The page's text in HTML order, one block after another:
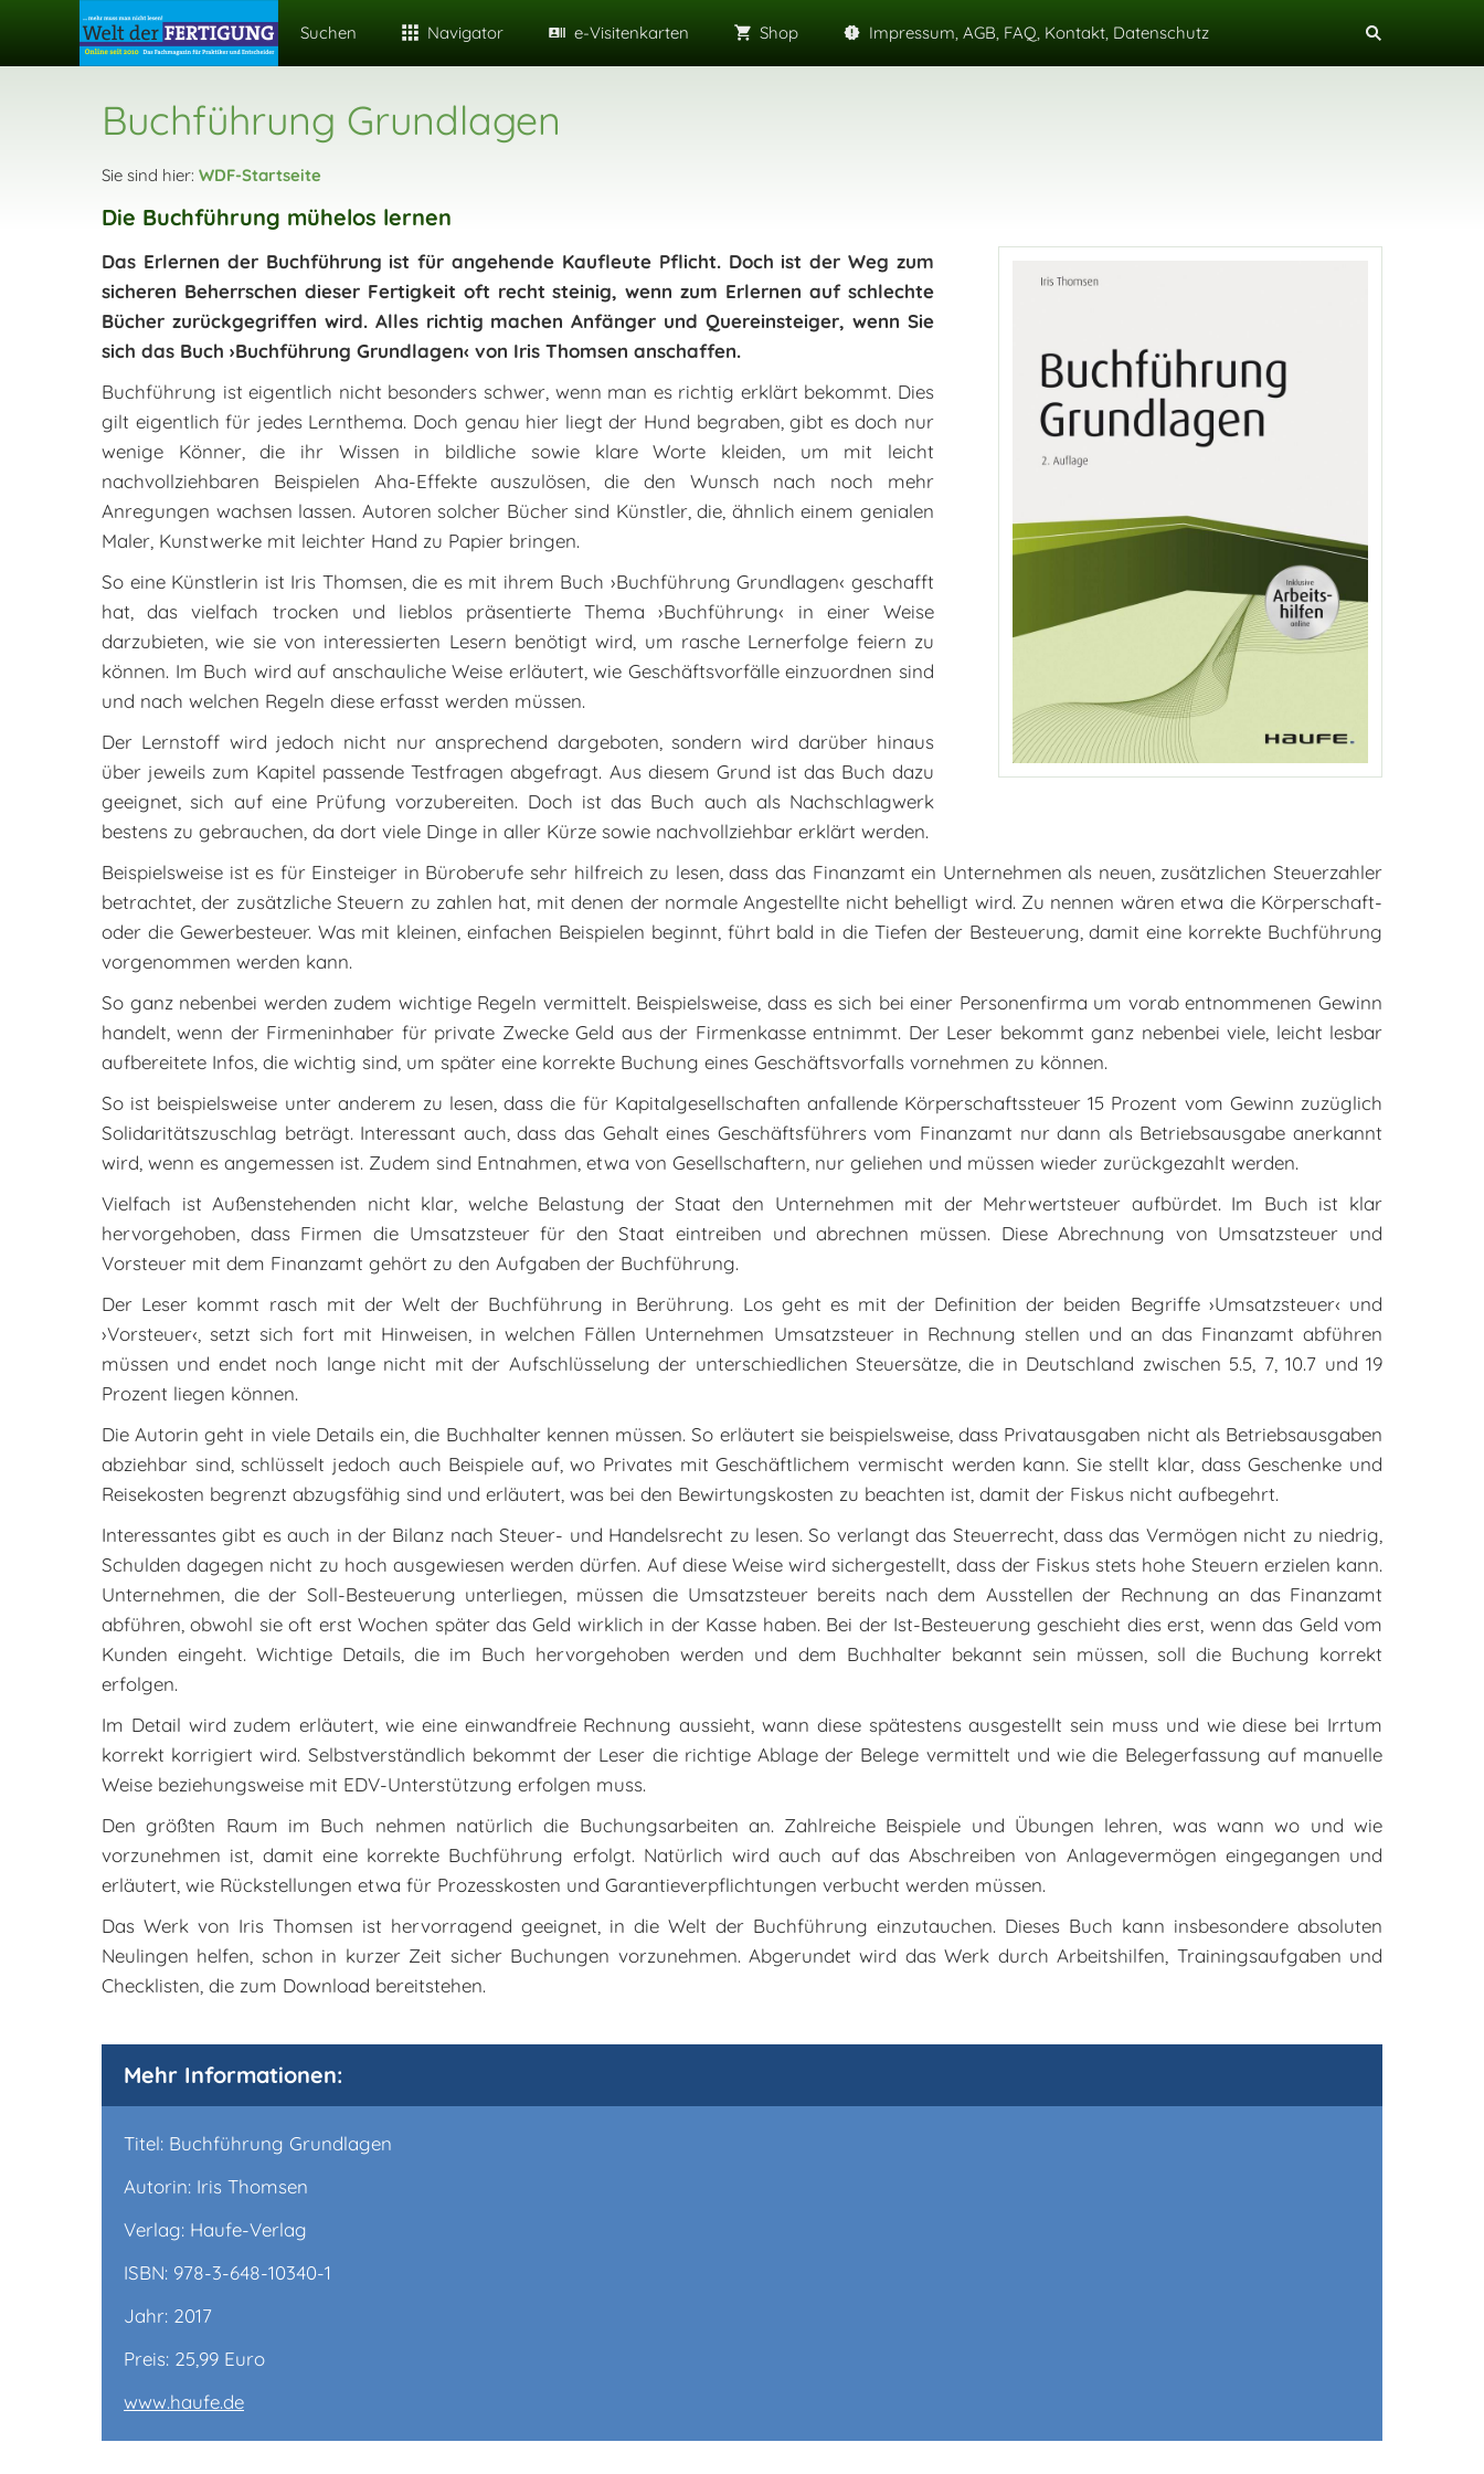
Suchen Navigator e-Visitenkarten Shop Impressum, AGB, FAQ, Kontakt, Datenschutz
Buchführung Grundlagen
Sie sind hier: WDF-Startseite
Die Buchführung mühelos lernen
Das Erlernen der Buchführung ist für angehende Kaufleute Pflicht. Doch ist der Weg zum
sicheren Beherrschen dieser Fertigkeit oft recht steinig, wenn zum Erlernen auf schlechte
Bücher zurückgegriffen wird. Alles richtig machen Anfänger und Quereinsteiger, wenn Sie
sich das Buch ›Buchführung Grundlagen‹ von Iris Thomsen anschaffen.
Buchführung ist eigentlich nicht besonders schwer, wenn man es richtig erklärt bekommt. Dies
gilt eigentlich für jedes Lernthema. Doch genau hier liegt der Hund begraben, gibt es doch nur
wenige Könner, die ihr Wissen in bildliche sowie klare Worte kleiden, um mit leicht
nachvollziehbaren Beispielen Aha-Effekte auszulösen, die den Wunsch nach noch mehr
Anregungen wachsen lassen. Autoren solcher Bücher sind Künstler, die, ähnlich einem genialen
Maler, Kunstwerke mit leichter Hand zu Papier bringen.
So eine Künstlerin ist Iris Thomsen, die es mit ihrem Buch ›Buchführung Grundlagen‹ geschafft
hat, das vielfach trocken und lieblos präsentierte Thema ›Buchführung‹ in einer Weise
darzubieten, wie sie von interessierten Lesern benötigt wird, um rasche Lernerfolge feiern zu
können. Im Buch wird auf anschauliche Weise erläutert, wie Geschäftsvorfälle einzuordnen sind
und nach welchen Regeln diese erfasst werden müssen.
Der Lernstoff wird jedoch nicht nur ansprechend dargeboten, sondern wird darüber hinaus
über jeweils zum Kapitel passende Testfragen abgefragt. Aus diesem Grund ist das Buch dazu
geeignet, sich auf eine Prüfung vorzubereiten. Doch ist das Buch auch als Nachschlagwerk
bestens zu gebrauchen, da dort viele Dinge in aller Kürze sowie nachvollziehbar erklärt werden.
Beispielsweise ist es für Einsteiger in Büroberufe sehr hilfreich zu lesen, dass das Finanzamt ein Unternehmen als neuen, zusätzlichen Steuerzahler
betrachtet, der zusätzliche Steuern zu zahlen hat, mit denen der normale Angestellte nicht behelligt wird. Zu nennen wären etwa die Körperschaft-
oder die Gewerbesteuer. Was mit kleinen, einfachen Beispielen beginnt, führt bald in die Tiefen der Besteuerung, damit eine korrekte Buchführung
vorgenommen werden kann.
So ganz nebenbei werden zudem wichtige Regeln vermittelt. Beispielsweise, dass es sich bei einer Personenfirma um vorab entnommenen Gewinn
handelt, wenn der Firmeninhaber für private Zwecke Geld aus der Firmenkasse entnimmt. Der Leser bekommt ganz nebenbei viele, leicht lesbar
aufbereitete Infos, die wichtig sind, um später eine korrekte Buchung eines Geschäftsvorfalls vornehmen zu können.
So ist beispielsweise unter anderem zu lesen, dass die für Kapitalgesellschaften anfallende Körperschaftssteuer 15 Prozent vom Gewinn zuzüglich
Solidaritätszuschlag beträgt. Interessant auch, dass das Gehalt eines Geschäftsführers vom Finanzamt nur dann als Betriebsausgabe anerkannt
wird, wenn es angemessen ist. Zudem sind Entnahmen, etwa von Gesellschaftern, nur geliehen und müssen wieder zurückgezahlt werden.
Vielfach ist Außenstehenden nicht klar, welche Belastung der Staat den Unternehmen mit der Mehrwertsteuer aufbürdet. Im Buch ist klar
hervorgehoben, dass Firmen die Umsatzsteuer für den Staat eintreiben und abrechnen müssen. Diese Abrechnung von Umsatzsteuer und
Vorsteuer mit dem Finanzamt gehört zu den Aufgaben der Buchführung.
Der Leser kommt rasch mit der Welt der Buchführung in Berührung. Los geht es mit der Definition der beiden Begriffe ›Umsatzsteuer‹ und
›Vorsteuer‹, setzt sich fort mit Hinweisen, in welchen Fällen Unternehmen Umsatzsteuer in Rechnung stellen und an das Finanzamt abführen
müssen und endet noch lange nicht mit der Aufschlüsselung der unterschiedlichen Steuersätze, die in Deutschland zwischen 5.5, 7, 10.7 und 19
Prozent liegen können.
Die Autorin geht in viele Details ein, die Buchhalter kennen müssen. So erläutert sie beispielsweise, dass Privatausgaben nicht als Betriebsausgaben
abziehbar sind, schlüsselt jedoch auch Beispiele auf, wo Privates mit Geschäftlichem vermischt werden kann. Sie stellt klar, dass Geschenke und
Reisekosten begrenzt abzugsfähig sind und erläutert, was bei den Bewirtungskosten zu beachten ist, damit der Fiskus nicht aufbegehrt.
Interessantes gibt es auch in der Bilanz nach Steuer- und Handelsrecht zu lesen. So verlangt das Steuerrecht, dass das Vermögen nicht zu niedrig,
Schulden dagegen nicht zu hoch ausgewiesen werden dürfen. Auf diese Weise wird sichergestellt, dass der Fiskus stets hohe Steuern erzielen kann.
Unternehmen, die der Soll-Besteuerung unterliegen, müssen die Umsatzsteuer bereits nach dem Ausstellen der Rechnung an das Finanzamt
abführen, obwohl sie oft erst Wochen später das Geld wirklich in der Kasse haben. Bei der Ist-Besteuerung geschieht dies erst, wenn das Geld vom
Kunden eingeht. Wichtige Details, die im Buch hervorgehoben werden und dem Buchhalter bekannt sein müssen, soll die Buchung korrekt
erfolgen.
Im Detail wird zudem erläutert, wie eine einwandfreie Rechnung aussieht, wann diese spätestens ausgestellt sein muss und wie diese bei Irrtum
korrekt korrigiert wird. Selbstverständlich bekommt der Leser die richtige Ablage der Belege vermittelt und wie die Belegerfassung auf manuelle
Weise beziehungsweise mit EDV-Unterstützung erfolgen muss.
Den größten Raum im Buch nehmen natürlich die Buchungsarbeiten an. Zahlreiche Beispiele und Übungen lehren, was wann wo und wie
vorzunehmen ist, damit eine korrekte Buchführung erfolgt. Natürlich wird auch auf das Abschreiben von Anlagevermögen eingegangen und
erläutert, wie Rückstellungen etwa für Prozesskosten und Garantieverpflichtungen verbucht werden müssen.
Das Werk von Iris Thomsen ist hervorragend geeignet, in die Welt der Buchführung einzutauchen. Dieses Buch kann insbesondere absoluten
Neulingen helfen, schon in kurzer Zeit sicher Buchungen vorzunehmen. Abgerundet wird das Werk durch Arbeitshilfen, Trainingsaufgaben und
Checklisten, die zum Download bereitstehen.
Mehr Informationen:
Titel: Buchführung Grundlagen
Autorin: Iris Thomsen
Verlag: Haufe-Verlag
ISBN: 978-3-648-10340-1
Jahr: 2017
Preis: 25,99 Euro
www.haufe.de